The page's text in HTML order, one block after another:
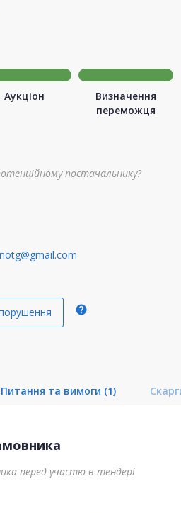
Аукціон
Визначення
переможця
постачальнику?
help
Питання та вимоги (1)
перед участю в тендері